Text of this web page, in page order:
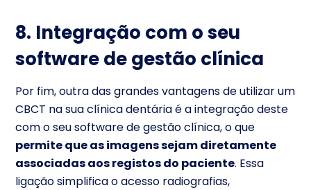
8. Integração com o seu
software de gestão clínica
Por fim, outra das grandes vantagens de utilizar um
CBCT na sua clínica dentária é a integração deste
com o seu software de gestão clínica, o que
permite que as imagens sejam diretamente
associadas aos registos do paciente. Essa
ligação simplifica o acesso radiografias,